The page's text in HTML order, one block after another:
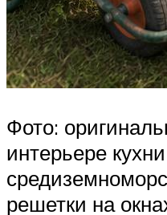
Фото:
интерьере кухни
решетки на